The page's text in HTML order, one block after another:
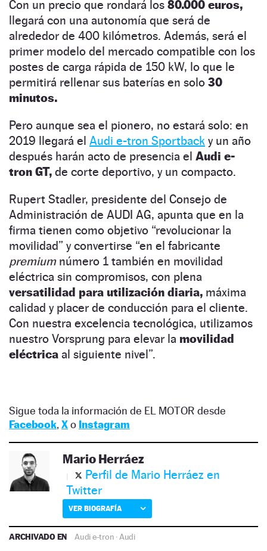
Con un precio que rondará los 80.000 euros,
llegará con una autonomía que será de
alrededor de 400 kilómetros. Además, será el
primer modelo del mercado compatible con los
postes de carga rápida de 150 kW, lo que le
permitirá rellenar sus baterías en solo 30
minutos.
Pero aunque sea el pionero, no estará solo: en
2019 llegará el Audi e-tron Sportback y un año
después harán acto de presencia el Audi e-
tron GT, de corte deportivo, y un compacto.
Rupert Stadler, presidente del Consejo de
Administración de AUDI AG, apunta que en la
firma tienen como objetivo “revolucionar la
movilidad” y convertirse “en el fabricante
premiumnúmero 1 también en movilidad
eléctrica sin compromisos, con plena
versatilidad para utilización diaria, máxima
calidad y placer de conducción para el cliente.
Con nuestra excelencia tecnológica, utilizamos
nuestro Vorsprung para elevar la movilidad
eléctrica al siguiente nivel”.
Sigue toda la información de EL MOTOR desde
Facebook, Xo Instagram
Mario Herráez
Perfil de Mario Herráez en
Twitter
VER BIOGRAFÍA
ARCHIVADO EN Audi e-tron · Audi